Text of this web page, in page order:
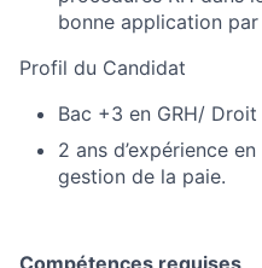
bonne application par
Profil du Candidat
Bac +3 en GRH/
2 ans d’expérience
gestion de la paie.
Compétences requises